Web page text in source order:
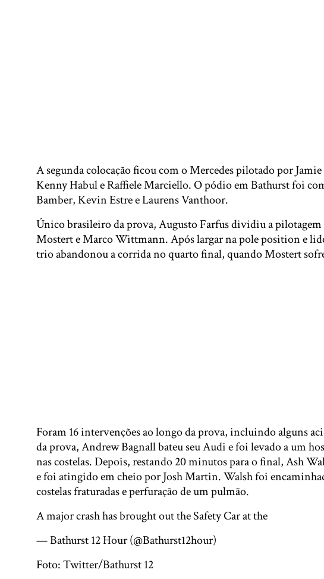
A segunda colocação ficou com o Mercedes pilotado por
Kenny Habul e Raffiele Marciello. O pódio em Bathurst foi
Bamber, Kevin Estre e Laurens Vanthoor.
Único brasileiro da prova, Augusto Farfus dividiu a
Mostert e Marco Wittmann. Após largar na pole position e
trio abandonou a corrida no quarto final, quando Mostert
Foram 16 intervenções ao longo da prova, incluindo alguns
da prova, Andrew Bagnall bateu seu Audi e foi levado a um
nas costelas. Depois, restando 20 minutos para o final, Ash
e foi atingido em cheio por Josh Martin. Walsh foi
costelas fraturadas e perfuração de um pulmão.
A major crash has brought out the Safety Car at the
— Bathurst 12 Hour (@Bathurst12hour)
Foto: Twitter/Bathurst 12